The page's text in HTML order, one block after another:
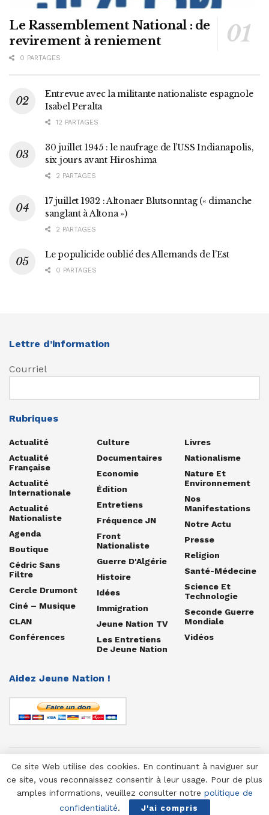
Le Rassemblement National : de
revirement à reniement
0 PARTAGES
Entrevue avec la militante nationaliste espagnole
Isabel Peralta
12 PARTAGES
30 juillet 1945 : le naufrage de l’USS Indianapolis,
six jours avant Hiroshima
2 PARTAGES
17 juillet 1932 : Altonaer Blutsonntag (« dimanche
sanglant à Altona »)
2 PARTAGES
Le populicide oublié des Allemands de l’Est
0 PARTAGES
Lettre d’information
Courriel
Rubriques
Actualité
Actualité
Française
Actualité
Internationale
Actualité
Nationaliste
Agenda
Boutique
Cédric Sans
Filtre
Cercle Drumont
Ciné – Musique
CLAN
Conférences
Culture
Documentaires
Economie
Édition
Entretiens
Fréquence JN
Front
Nationaliste
Guerre D'Algérie
Histoire
Idées
Immigration
Jeune Nation TV
Les Entretiens
De Jeune Nation
Livres
Nationalisme
Nature Et
Environnement
Nos
Manifestations
Notre Actu
Presse
Religion
Santé-Médecine
Science Et
Technologie
Seconde Guerre
Mondiale
Vidéos
Aidez Jeune Nation !
© 1958-2025 Jeune Nation
Ce site Web utilise des cookies. En continuant à naviguer sur
ce site, vous reconnaissez consentir à leur usage. Pour de plus
amples informations, veuillez consulter notre politique de
confidentialité. J'ai compris